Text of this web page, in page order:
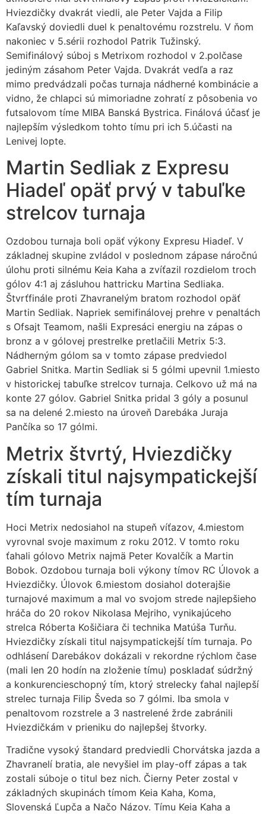
Hviezdičky dvakrát viedli, ale Peter Vajda a Filip
Kaľavský doviedli duel k penaltovému rozstrelu. V ňom
nakoniec v 5.sérii rozhodol Patrik Tužinský.
Semifinálový súboj s Metrixom rozhodol v 2.polčase
jediným zásahom Peter Vajda. Dvakrát vedľa a raz
mimo predvádzali počas turnaja nádherné kombinácie a
vidno, že chlapci sú mimoriadne zohratí z pôsobenia vo
futsalovom tíme MIBA Banská Bystrica. Finálová účasť je
najlepším výsledkom tohto tímu pri ich 5.účasti na
Lenivej lopte.
Martin Sedliak z Expresu
Hiadeľ opäť prvý v tabuľke
strelcov turnaja
Ozdobou turnaja boli opäť výkony Expresu Hiadeľ. V
základnej skupine zvládol v poslednom zápase náročnú
úlohu proti silnému Keia Kaha a zvíťazil rozdielom troch
gólov 4:1 aj zásluhou hattricku Martina Sedliaka.
Štvrťfinále proti Zhavranelým bratom rozhodol opäť
Martin Sedliak. Napriek semifinálovej prehre v penaltách
s Ofsajt Teamom, našli Expresáci energiu na zápas o
bronz a v gólovej prestrelke pretlačili Metrix 5:3.
Nádherným gólom sa v tomto zápase predviedol
Gabriel Snitka. Martin Sedliak si 5 gólmi upevnil 1.miesto
v historickej tabuľke strelcov turnaja. Celkovo už má na
konte 27 gólov. Gabriel Snitka pridal 3 góly a posunul
sa na delené 2.miesto na úroveň Darebáka Juraja
Pančíka so 17 gólmi.
Metrix štvrtý, Hviezdičky
získali titul najsympatickejší
tím turnaja
Hoci Metrix nedosiahol na stupeň víťazov, 4.miestom
vyrovnal svoje maximum z roku 2012. V tomto roku
ťahali gólovo Metrix najmä Peter Kovalčík a Martin
Bobok. Ozdobou turnaja boli výkony tímov RC Úlovok a
Hviezdičky. Úlovok 6.miestom dosiahol doterajšie
turnajové maximum a mal vo svojom strede najlepšieho
hráča do 20 rokov Nikolasa Mejriho, vynikajúceho
strelca Róberta Košičiara či technika Matúša Turňu.
Hviezdičky získali titul najsympatickejší tím turnaja. Po
odhlásení Darebákov dokázali v rekordne rýchlom čase
(mali len 20 hodín na zloženie tímu) poskladať súdržný
a konkurencieschopný tím, ktorý strelecky ťahal najlepší
strelec turnaja Filip Šveda so 7 gólmi. Iba smola v
penaltovom rozstrele a 3 nastrelené žrde zabránili
Hviezdičkám v prieniku do najlepšej štvorky.
Tradične vysoký štandard predviedli Chorvátska jazda a
Zhavranelí bratia, ale nevyšiel im play-off zápas a tak
zostali súboje o titul bez nich. Čierny Peter zostal v
základných skupinách tímom Keia Kaha, Koma,
Slovenská Ľupča a Načo Názov. Tímu Keia Kaha a